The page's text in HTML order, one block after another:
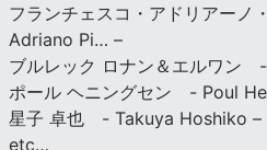
フランチェスコ・アドリアー
Adriano Pi… –
ブルレック ロナン＆エルワン
ポール ヘニングセン - Poul
星子 卓也 - Takuya Hoshiko –
etc…